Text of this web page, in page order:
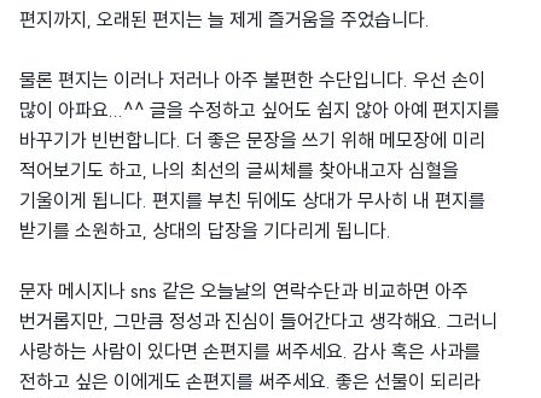
편지까지, 오래된 편지는 늘 제게 즐거움을 주었습니다.
물론 편지는 이러나 저러나 아주 불편한 수단입니다. 우선 손이
많이 아파요...^^ 글을 수정하고 싶어도 쉽지 않아 아예 편지지를
바꾸기가 빈번합니다. 더 좋은 문장을 쓰기 위해 메모장에 미리
적어보기도 하고, 나의 최선의 글씨체를 찾아내고자 심혈을
기울이게 됩니다. 편지를 부친 뒤에도 상대가 무사히 내 편지를
받기를 소원하고, 상대의 답장을 기다리게 됩니다.
문자 메시지나 sns 같은 오늘날의 연락수단과 비교하면 아주
번거롭지만, 그만큼 정성과 진심이 들어간다고 생각해요. 그러니
사랑하는 사람이 있다면 손편지를 써주세요. 감사 혹은 사과를
전하고 싶은 이에게도 손편지를 써주세요. 좋은 선물이 되리라